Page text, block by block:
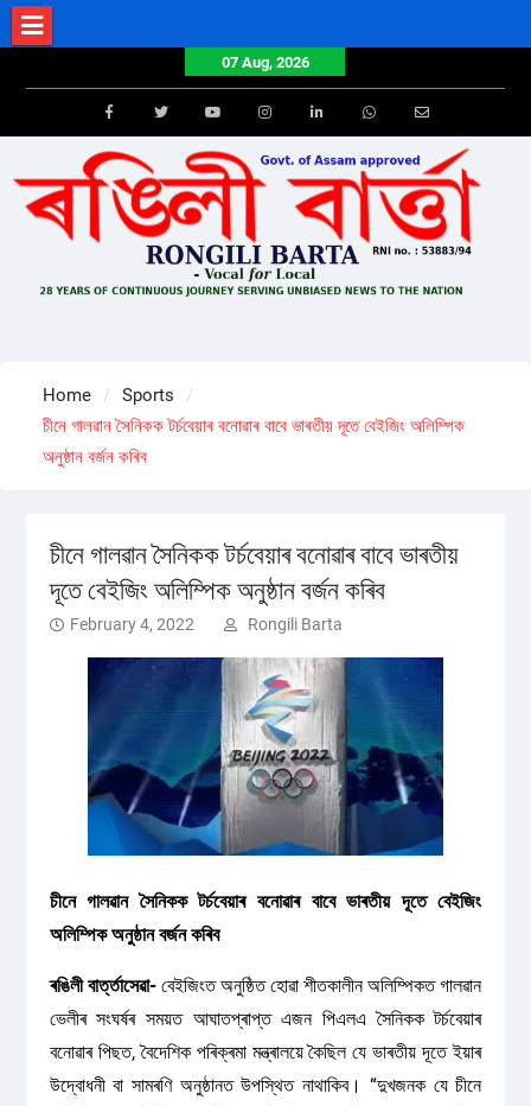
Skip
to
07 Aug, 2026
FacebookTwitterYoutube Email
Home
Sports
চীনে গালৱান সৈনিকক টৰ্চবেয়াৰ বনোৱাৰ বাবে ভাৰতীয় দূতে বেইজিং অলিম্পিক
অনুষ্ঠান বৰ্জন কৰিব
চীনে গালৱান সৈনিকক টৰ্চবেয়াৰ বনোৱাৰ বাবে ভাৰতীয়
দূতে বেইজিং অলিম্পিক অনুষ্ঠান বৰ্জন কৰিব
February 4, 2022 Rongili Barta
চীনে গালৱান সৈনিকক টৰ্চবেয়াৰ বনোৱাৰ বাবে ভাৰতীয় দূতে বেইজিং
অলিম্পিক অনুষ্ঠান বৰ্জন কৰিব
ৰঙিলী বাৰ্ত্তাসেৱা-বেইজিংত অনুষ্ঠিত হোৱা শীতকালীন অলিম্পিকত গালৱান
ভেলীৰ সংঘৰ্ষৰ সময়ত আঘাতপ্ৰাপ্ত এজন পিএলএ সৈনিকক টৰ্চবেয়াৰ
বনোৱাৰ পিছত, বৈদেশিক পৰিক্ৰমা মন্ত্ৰালয়ে কৈছিল যে ভাৰতীয় দূতে ইয়াৰ
উদ্বোধনী বা সামৰণি অনুষ্ঠানত উপস্থিত নাথাকিব। “দুখজনক যে চীনে